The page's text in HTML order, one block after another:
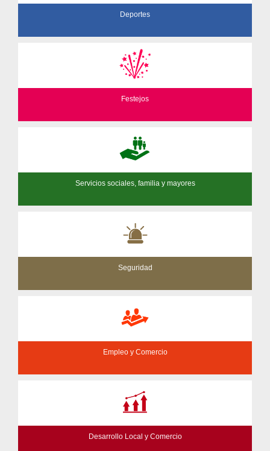
Deportes
Festejos
Servicios sociales, familia y mayores
Seguridad
Empleo y Comercio
Desarrollo Local y Comercio